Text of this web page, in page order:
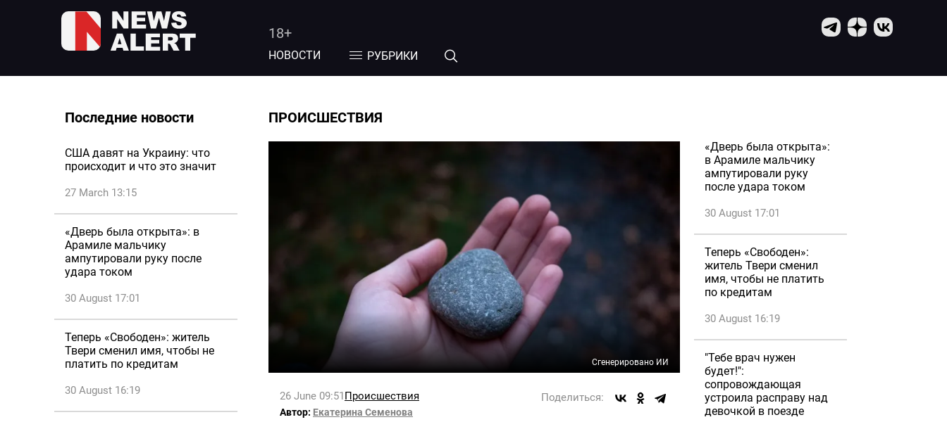
18+
НОВОСТИ РУБРИКИ
Последние новости
США давят на Украину: что
происходит и что это значит
27 March 13:15
«Дверь была открыта»: в
Арамиле мальчику
ампутировали руку после
удара током
30 August 17:01
Теперь «Свободен»: житель
Твери сменил имя, чтобы не
платить по кредитам
30 August 16:19
ПРОИСШЕСТВИЯ
Сгенерировано ИИ
26 June 09:51Происшествия Поделиться:
Автор: Екатерина Семенова
«Дверь была открыта»:
в Арамиле мальчику
ампутировали руку
после удара током
30 August 17:01
Теперь «Свободен»:
житель Твери сменил
имя, чтобы не платить
по кредитам
30 August 16:19
"Тебе врач нужен
будет!":
сопровождающая
устроила расправу над
девочкой в поезде